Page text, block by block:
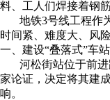
料、工人们焊接着钢
地铁3号线工程作为
时间紧、难度大、风
一、建设“叠落式”车站
河松街站位于前进
家论证，决定将其建
响。